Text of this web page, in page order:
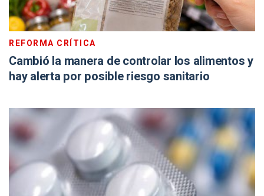
REFORMA CRÍTICA
Cambió la manera de controlar los alimentos y
hay alerta por posible riesgo sanitario